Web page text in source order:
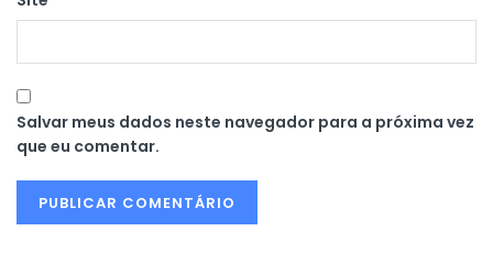
Salvar meus dados neste navegador para a próxima vez
que eu comentar.